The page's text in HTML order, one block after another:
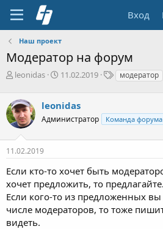
Вход
Наш проект
Модератор на форум
А
о
р
т
е
м
leonidas
Д
а
н
ч
а
11.02.2019
Тмодератор
leonidas
Администратор Команда форума
11.02.2019
Если кто-то хочет быть
хочет предложить, то предлагайте.
Если кого-то из предложенных вы
числе модераторов, то тоже
видеть.